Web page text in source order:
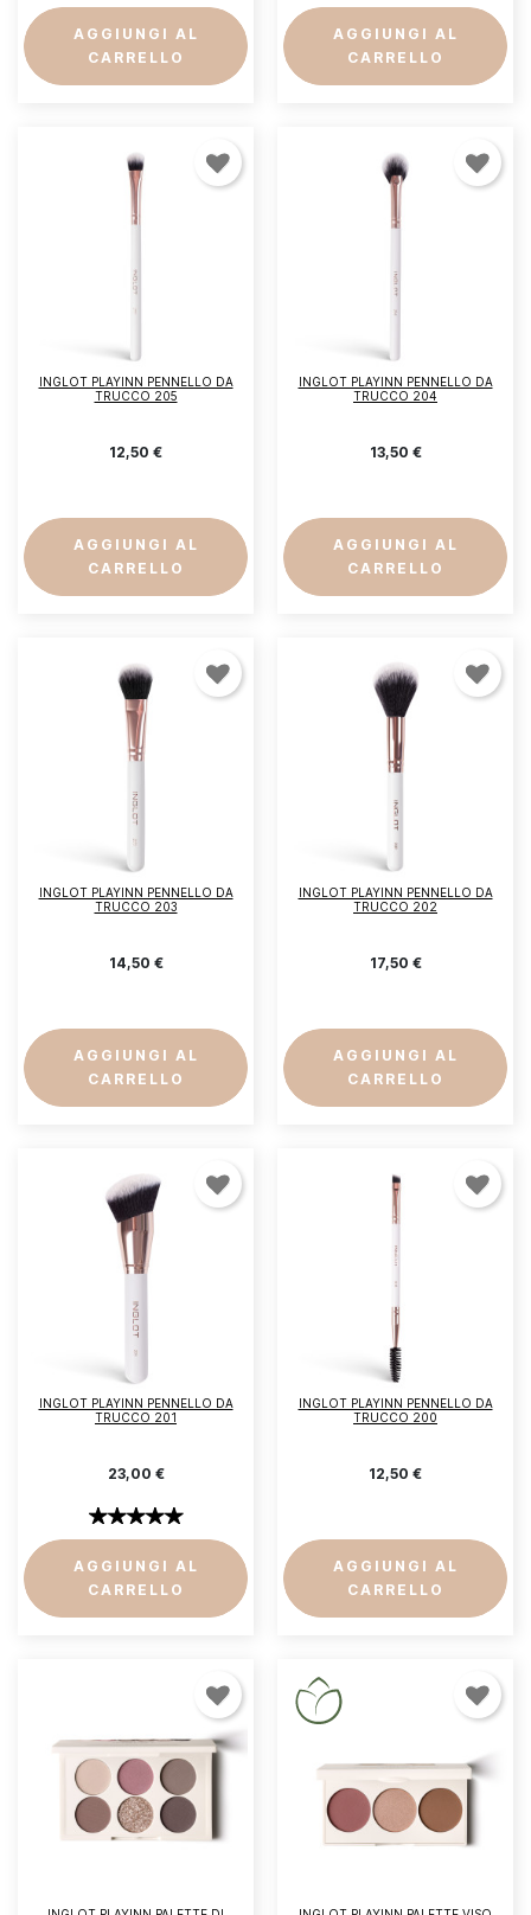
AGGIUNGI AL
CARRELLO
AGGIUNGI AL
CARRELLO
INGLOT PLAYINN PENNELLO DA
TRUCCO 205
12,50 €
AGGIUNGI AL
CARRELLO
INGLOT PLAYINN PENNELLO DA
TRUCCO 204
13,50 €
AGGIUNGI AL
CARRELLO
INGLOT PLAYINN PENNELLO DA
TRUCCO 203
14,50 €
AGGIUNGI AL
CARRELLO
INGLOT PLAYINN PENNELLO DA
TRUCCO 202
17,50 €
AGGIUNGI AL
CARRELLO
INGLOT PLAYINN PENNELLO DA
TRUCCO 201
23,00 €
AGGIUNGI AL
CARRELLO
INGLOT PLAYINN PENNELLO DA
TRUCCO 200
12,50 €
AGGIUNGI AL
CARRELLO
Accedi
Devi essere loggato per salvare prodotti nella tua
lista dei desideri.
Annulla Accedi